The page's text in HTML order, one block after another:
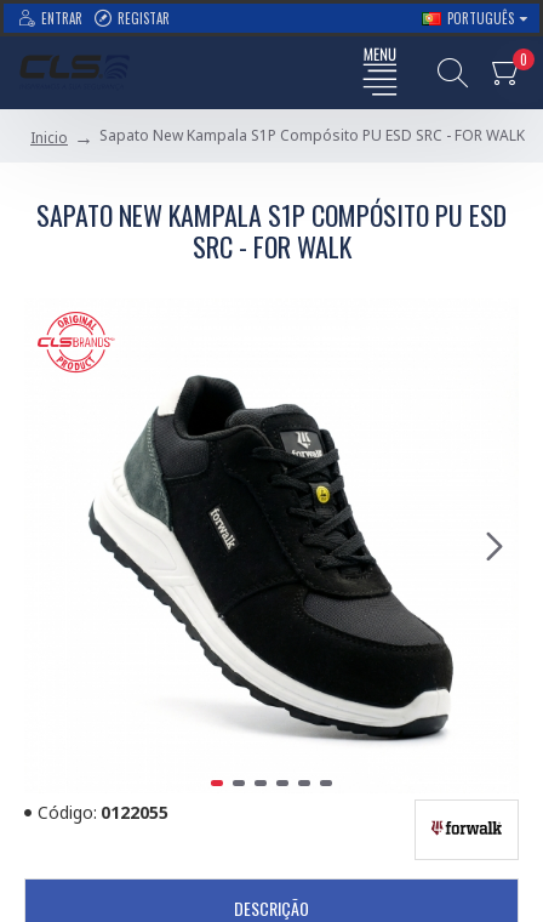
ENTRAR REGISTAR PORTUGUÊS
0
Inicio Sapato New Kampala S1P Compósito PU ESD SRC - FOR WALK
SAPATO NEW KAMPALA S1P COMPÓSITO PU ESD
SRC - FOR WALK
Código: 0122055
DESCRIÇÃO